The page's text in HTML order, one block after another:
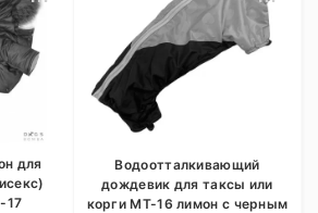
для
17
Водоотталкивающий
дождевик для таксы или
корги МТ-16 лимон с черным